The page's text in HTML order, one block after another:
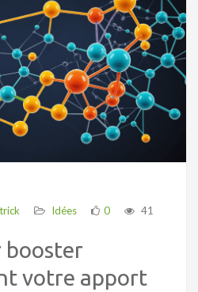
Idées 0 41
booster
votre apport